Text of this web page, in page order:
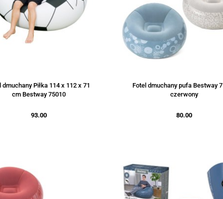
dmuchany Piłka 114 x 112 x 71
cm Bestway 75010
93.00
Fotel dmuchany pufa Bestway
czerwony
80.00